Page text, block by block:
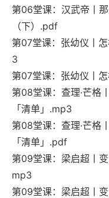
第06堂课：汉武帝丨
（下）.pdf
第07堂课：张幼仪丨
3
第07堂课：张幼仪丨
第08堂课：查理·芒格
「清单」.mp3
第08堂课：查理·芒格
「清单」.pdf
第09堂课：梁启超丨
mp3
第09堂课：梁启超丨